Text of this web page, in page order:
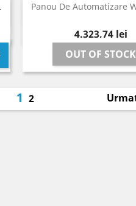
Panou De Automatizare
Pret
4.323,74 lei
OUT OF STOCK
1 2